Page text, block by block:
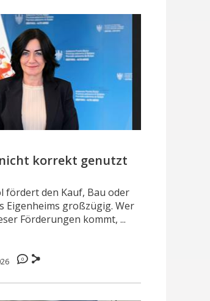
korrekt genutzt
fördert den Kauf, Bau oder
Eigenheims großzügig. Wer
Förderungen kommt, ...
0